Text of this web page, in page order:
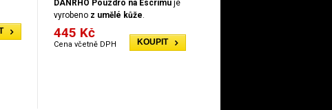
DANRHO Pouzdro na Escrimu je
vyrobeno z umělé kůže.
KOUPIT
445 Kč
Cena včetně DPH